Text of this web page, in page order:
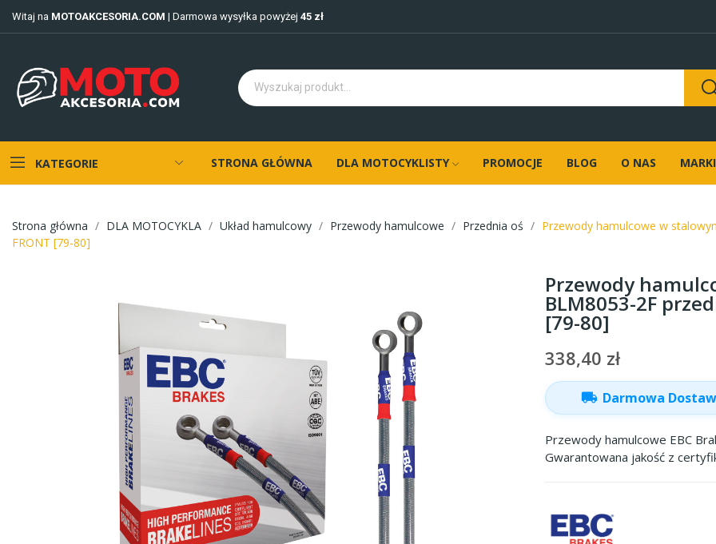
Witaj na MOTOAKCESORIA.COM | Darmowa wysyłka powyżej 45 zł
KATEGORIE STRONA GŁÓWNA DLA MOTOCYKLISTY PROMOCJE BLOG O NAS MARKI
Strona główna DLA MOTOCYKLA Układ hamulcowy Przewody hamulcowe Przednia oś
Przewody hamulcowe w
FRONT [79-80]
Przewody
BLM8053-2F
[79-80]
338,40 zł
local_shipping Darmowa
Przewody hamulcowe EBC
Gwarantowana jakość z